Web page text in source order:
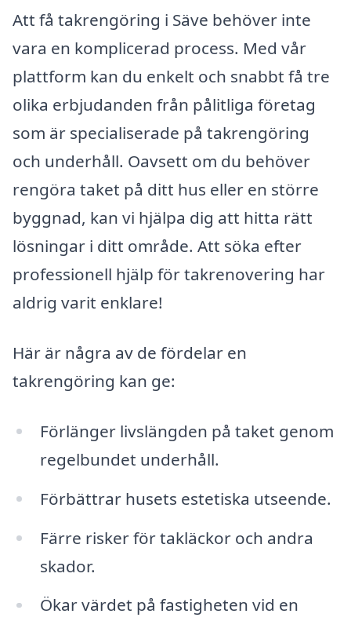
Att få takrengöring i Säve behöver inte
vara en komplicerad process. Med vår
plattform kan du enkelt och snabbt få tre
olika erbjudanden från pålitliga företag
som är specialiserade på takrengöring
och underhåll. Oavsett om du behöver
rengöra taket på ditt hus eller en större
byggnad, kan vi hjälpa dig att hitta rätt
lösningar i ditt område. Att söka efter
professionell hjälp för takrenovering har
aldrig varit enklare!
Här är några av de fördelar en
takrengöring kan ge:
Förlänger livslängden på taket genom
regelbundet underhåll.
Förbättrar husets estetiska utseende.
Färre risker för takläckor och andra
skador.
Ökar värdet på fastigheten vid en